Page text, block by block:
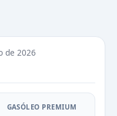
de 2026
GASÓLEO PREMIUM